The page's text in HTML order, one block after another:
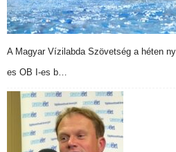
A Magyar Vízilabda Szövetség a héten
es OB I-es b…